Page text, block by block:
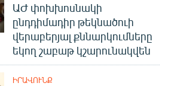
ԱԺ փոխխոսնակի
ընդդիմադիր թեկնածուի
վերաբերյալ քննարկումները
եկող շաբաթ կշարունակվեն
ԻՐԱՎՈՒՆՔ